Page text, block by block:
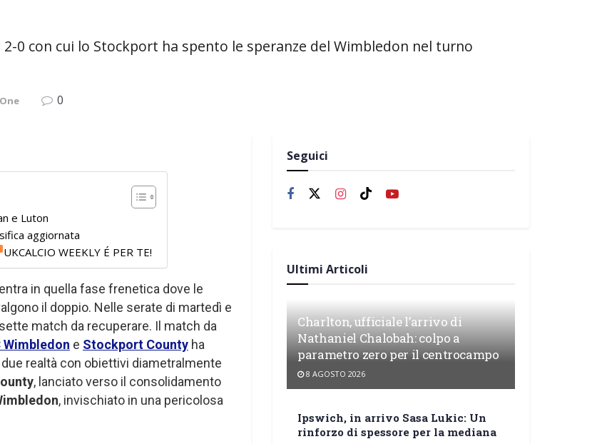
0 con cui lo Stockport ha spento le speranze del Wimbledon nel turno
0
e Luton
aggiornata
UKCALCIO WEEKLY É PER TE!
entra in quella fase frenetica dove le
il doppio. Nelle serate di martedì e
match da recuperare. Il match da
Wimbledon e Stockport County ha
realtà con obiettivi diametralmente
, lanciato verso il consolidamento
, invischiato in una pericolosa
Seguici
Ultimi Articoli
Charlton, ufficiale l’arrivo di
Nathaniel Chalobah: colpo a
parametro zero per il centrocampo
8 AGOSTO 2026
Ipswich, in arrivo Sasa Lukic: Un
rinforzo di spessore per la mediana